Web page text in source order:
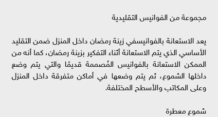
مجموعة من الفوانيس التقليدية
يعد الاستعانة بالفوانيسفي زينة رمضان داخل المنزل ضمن التقليد
الأساسي الذي يتم الاستعانة أثناء التفكير بزينة رمضان، كما أنه من
الممكن الاستعانة بالفوانيس المُصممة قديمًا والتي يتم وضع
داخلها الشموع، ثم يتم وضعها في أماكن متفرقة داخل المنزل
وعلى المكاتب والأسطح المختلفة.
شموع معطرة